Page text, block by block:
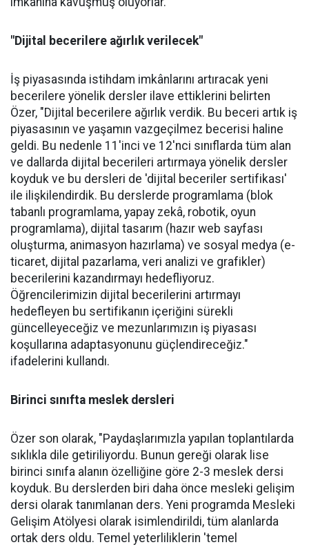
"Dijital becerilere ağırlık verilecek"
İş piyasasında istihdam imkânlarını artıracak yeni
becerilere yönelik dersler ilave ettiklerini belirten
Özer, "Dijital becerilere ağırlık verdik. Bu beceri artık iş
piyasasının ve yaşamın vazgeçilmez becerisi haline
geldi. Bu nedenle 11'inci ve 12'nci sınıflarda tüm alan
ve dallarda dijital becerileri artırmaya yönelik dersler
koyduk ve bu dersleri de 'dijital beceriler sertifikası'
ile ilişkilendirdik. Bu derslerde programlama (blok
tabanlı programlama, yapay zekâ, robotik, oyun
programlama), dijital tasarım (hazır web sayfası
oluşturma, animasyon hazırlama) ve sosyal medya (e-
ticaret, dijital pazarlama, veri analizi ve grafikler)
becerilerini kazandırmayı hedefliyoruz.
Öğrencilerimizin dijital becerilerini artırmayı
hedefleyen bu sertifikanın içeriğini sürekli
güncelleyeceğiz ve mezunlarımızın iş piyasası
koşullarına adaptasyonunu güçlendireceğiz."
ifadelerini kullandı.
Birinci sınıfta meslek dersleri
Özer son olarak, "Paydaşlarımızla yapılan toplantılarda
sıklıkla dile getiriliyordu. Bunun gereği olarak lise
birinci sınıfa alanın özelliğine göre 2-3 meslek dersi
koyduk. Bu derslerden biri daha önce mesleki gelişim
dersi olarak tanımlanan ders. Yeni programda Mesleki
Gelişim Atölyesi olarak isimlendirildi, tüm alanlarda
ortak ders oldu. Temel yeterliliklerin 'temel